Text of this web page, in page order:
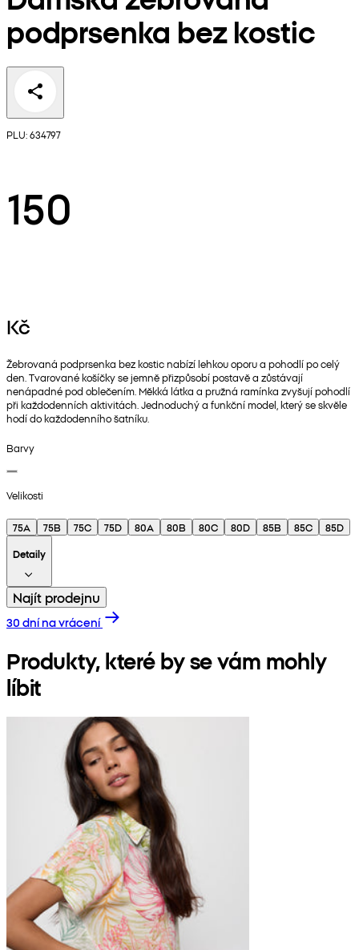
podprsenka bez kostic
PLU: 634797
150
Kč
Žebrovaná podprsenka bez kostic nabízí lehkou oporu a pohodlí po celý
den. Tvarované košíčky se jemně přizpůsobí postavě a zůstávají
nenápadné pod oblečením. Měkká látka a pružná ramínka zvyšují pohodlí
při každodenních aktivitách. Jednoduchý a funkční model, který se skvěle
hodí do každodenního šatníku.
Barvy
Velikosti
75A 75B 75C 75D 80A 80B 80C 80D 85B 85C
85D
Detaily
Najít prodejnu
30 dní na vrácení
Produkty, které by se vám mohly
líbit